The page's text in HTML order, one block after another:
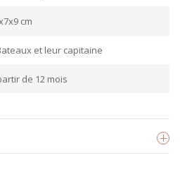
cm
et leur capitaine
de 12 mois